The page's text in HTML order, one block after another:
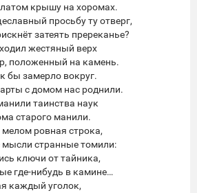
крышу на хоромах.
просьбу ту отверг,
затеять пререканье?
жестяный верх
положенный на камень.
бы замерло вокруг.
с домом нас роднили.
таинства наук
старого манили.
мелом ровная строка,
мысли странные томили:
ключи от тайника,
где-нибудь в камине…
каждый уголок,